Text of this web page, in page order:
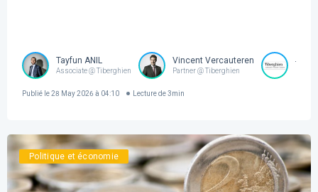
Tayfun ANIL
Associate @ Tiberghien
Vincent Vercauteren
Partner @ Tiberghien
Publié le28 May 2026 à 04:10 Lecture de 3min
Politique et économie